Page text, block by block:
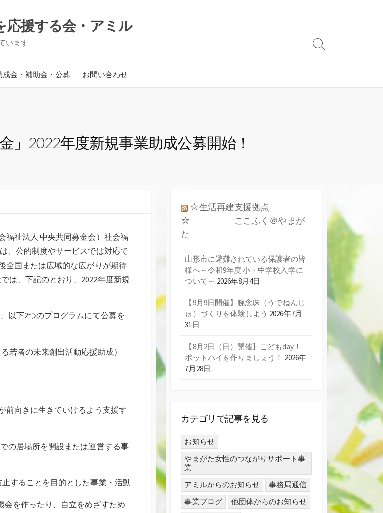
応援する会・アミル
います
業
成金・補助金・公募 お問い合わせ
検
」2022年度新規事業助成公募開始！
福祉法人 中央共同募金会）社会福
、公的制度やサービスでは対応で
全国または広域的な広がりが期待
は、下記のとおり、2022年度新規
以下2つのプログラムにて公募を
若者の未来創出活動応援助成）
前向きに生きていけるよう支援す
の居場所を開設または運営する事
することを目的とした事業・活動
を作ったり、自立をめざすため
☆生活再建支援拠点
☆ ここふく＠やまが
た
山形市に避難されている保護者の皆
様へ～令和9年度 小・中学校入学に
ついて～ 2026年8月4日
【9月9日開催】腕念珠（うでねんじ
ゅ）づくりを体験しよう 2026年7月
31日
【8月2日（日）開催】こどもday！
ポットパイを作りましょう！ 2026年
7月28日
カテゴリで記事を見る
お知らせ
やまがた女性のつながりサポート事
業
アミルからのお知らせ
事務局通信
事業ブログ
他団体からのお知らせ